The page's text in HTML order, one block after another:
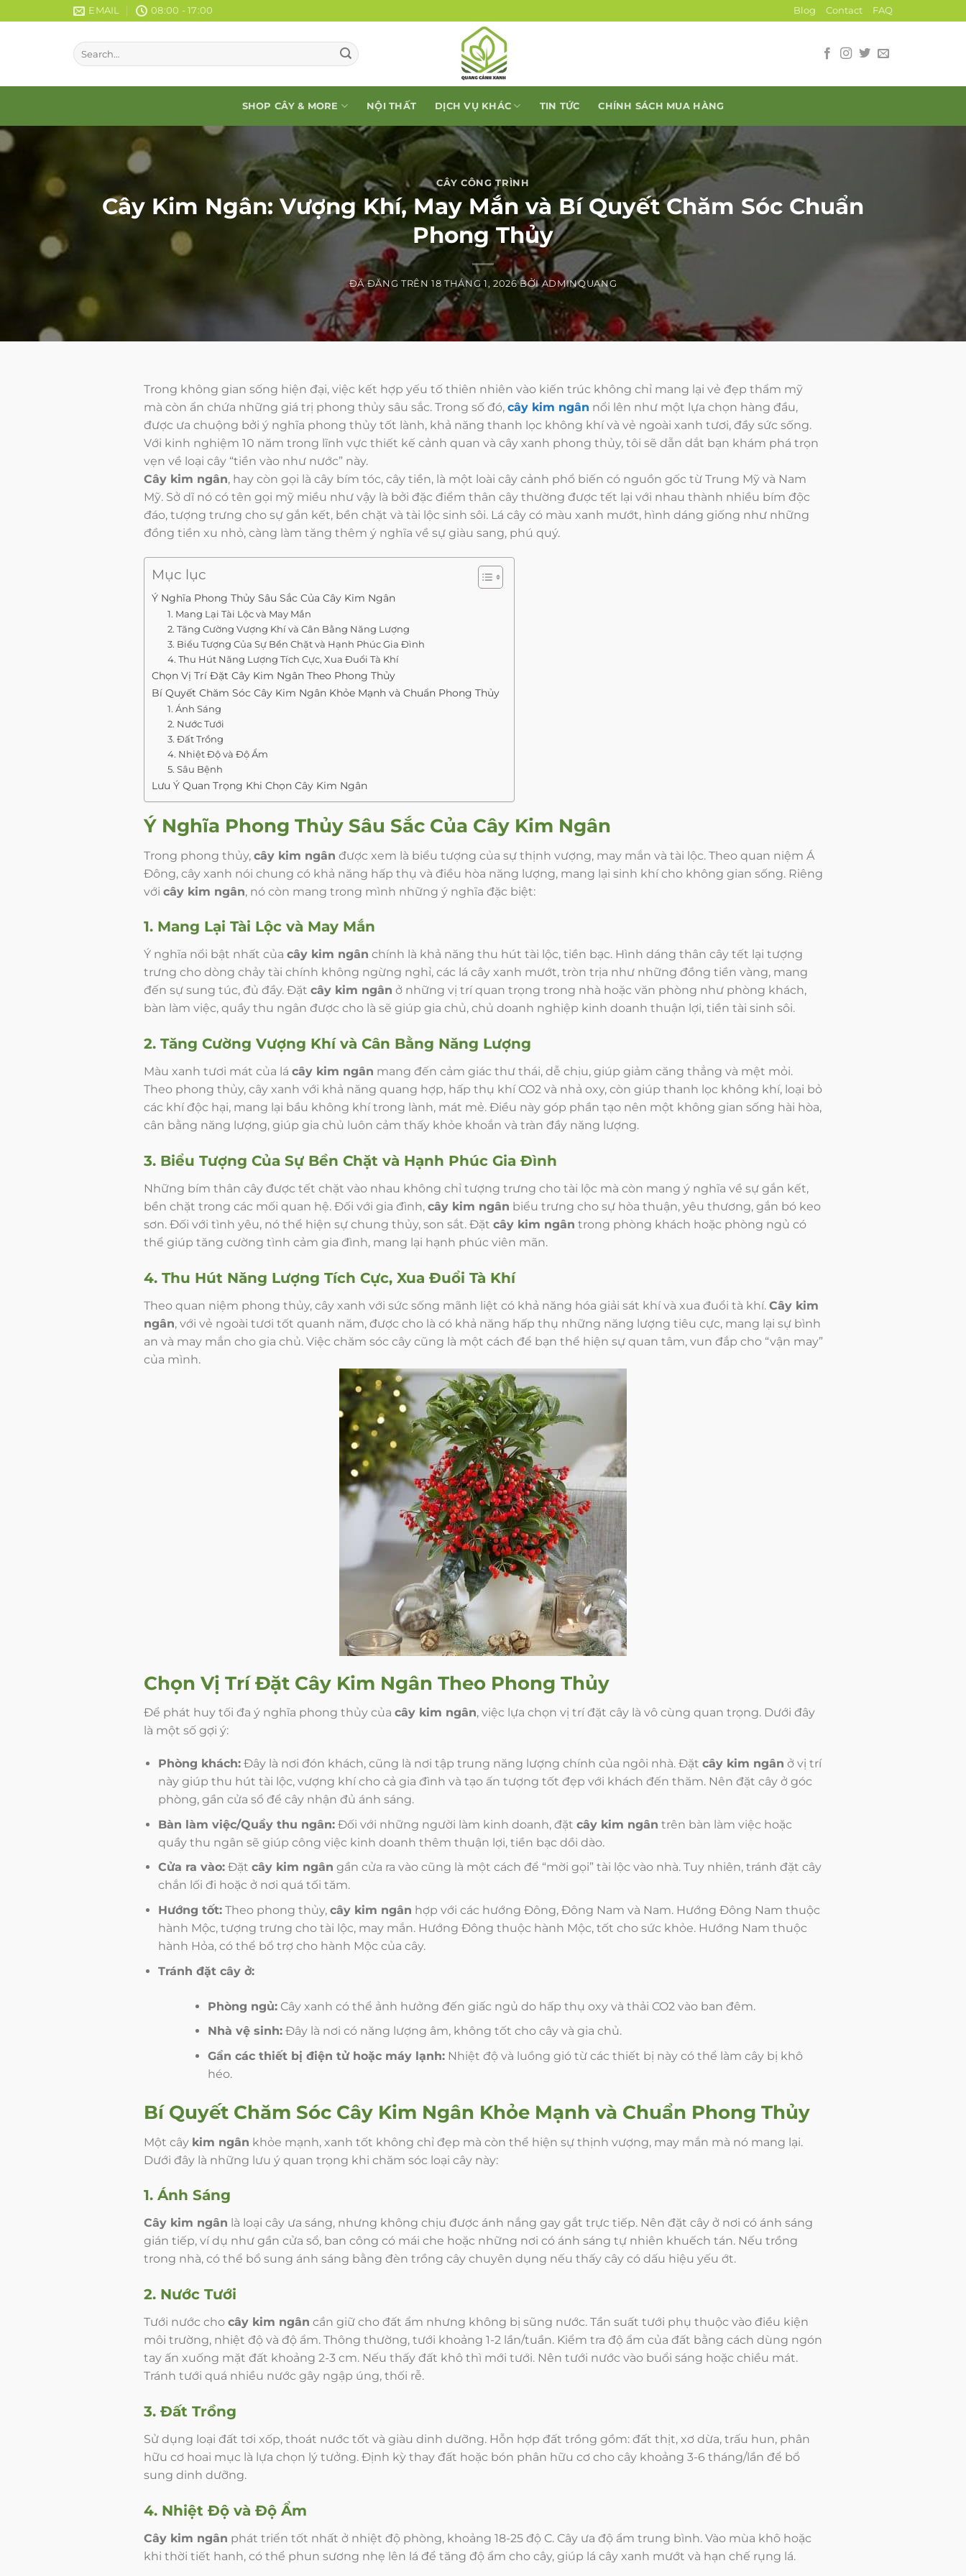
đến
EMAIL 08:00 - 17:00 Blog Contact FAQ
SHOP CÂY & MORE NỘI THẤT DỊCH VỤ KHÁC TIN TỨC CHÍNH SÁCH MUA HÀNG
CÂY CÔNG TRÌNH
Cây Kim Ngân: Vượng Khí, May Mắn và Bí Quyết Chăm Sóc Chuẩn
Phong Thủy
ĐÃ ĐĂNG TRÊN18 THÁNG 1, 2026 BỞIADMINQUANG
Trong không gian sống hiện đại, việc kết hợp yếu tố thiên nhiên vào kiến trúc không chỉ mang lại vẻ đẹp thẩm mỹ
mà còn ẩn chứa những giá trị phong thủy sâu sắc. Trong số đó, cây kim ngân nổi lên như một lựa chọn hàng đầu,
được ưa chuộng bởi ý nghĩa phong thủy tốt lành, khả năng thanh lọc không khí và vẻ ngoài xanh tươi, đầy sức sống.
Với kinh nghiệm 10 năm trong lĩnh vực thiết kế cảnh quan và cây xanh phong thủy, tôi sẽ dẫn dắt bạn khám phá trọn
vẹn về loại cây “tiền vào như nước” này.
Cây kim ngân, hay còn gọi là cây bím tóc, cây tiền, là một loài cây cảnh phổ biến có nguồn gốc từ Trung Mỹ và Nam
Mỹ. Sở dĩ nó có tên gọi mỹ miều như vậy là bởi đặc điểm thân cây thường được tết lại với nhau thành nhiều bím độc
đáo, tượng trưng cho sự gắn kết, bền chặt và tài lộc sinh sôi. Lá cây có màu xanh mướt, hình dáng giống như những
đồng tiền xu nhỏ, càng làm tăng thêm ý nghĩa về sự giàu sang, phú quý.
Mục lục
Ý Nghĩa Phong Thủy Sâu Sắc Của Cây Kim Ngân
1. Mang Lại Tài Lộc và May Mắn
2. Tăng Cường Vượng Khí và Cân Bằng Năng Lượng
3. Biểu Tượng Của Sự Bền Chặt và Hạnh Phúc Gia Đình
4. Thu Hút Năng Lượng Tích Cực, Xua Đuổi Tà Khí
Chọn Vị Trí Đặt Cây Kim Ngân Theo Phong Thủy
Bí Quyết Chăm Sóc Cây Kim Ngân Khỏe Mạnh và Chuẩn Phong Thủy
1. Ánh Sáng
2. Nước Tưới
3. Đất Trồng
4. Nhiệt Độ và Độ Ẩm
5. Sâu Bệnh
Lưu Ý Quan Trọng Khi Chọn Cây Kim Ngân
Ý Nghĩa Phong Thủy Sâu Sắc Của Cây Kim Ngân
Trong phong thủy, cây kim ngân được xem là biểu tượng của sự thịnh vượng, may mắn và tài lộc. Theo quan niệm Á
Đông, cây xanh nói chung có khả năng hấp thụ và điều hòa năng lượng, mang lại sinh khí cho không gian sống. Riêng
với cây kim ngân, nó còn mang trong mình những ý nghĩa đặc biệt:
1. Mang Lại Tài Lộc và May Mắn
Ý nghĩa nổi bật nhất của cây kim ngân chính là khả năng thu hút tài lộc, tiền bạc. Hình dáng thân cây tết lại tượng
trưng cho dòng chảy tài chính không ngừng nghỉ, các lá cây xanh mướt, tròn trịa như những đồng tiền vàng, mang
đến sự sung túc, đủ đầy. Đặt cây kim ngân ở những vị trí quan trọng trong nhà hoặc văn phòng như phòng khách,
bàn làm việc, quầy thu ngân được cho là sẽ giúp gia chủ, chủ doanh nghiệp kinh doanh thuận lợi, tiền tài sinh sôi.
2. Tăng Cường Vượng Khí và Cân Bằng Năng Lượng
Màu xanh tươi mát của lá cây kim ngân mang đến cảm giác thư thái, dễ chịu, giúp giảm căng thẳng và mệt mỏi.
Theo phong thủy, cây xanh với khả năng quang hợp, hấp thụ khí CO2 và nhả oxy, còn giúp thanh lọc không khí, loại bỏ
các khí độc hại, mang lại bầu không khí trong lành, mát mẻ. Điều này góp phần tạo nên một không gian sống hài hòa,
cân bằng năng lượng, giúp gia chủ luôn cảm thấy khỏe khoắn và tràn đầy năng lượng.
3. Biểu Tượng Của Sự Bền Chặt và Hạnh Phúc Gia Đình
Những bím thân cây được tết chặt vào nhau không chỉ tượng trưng cho tài lộc mà còn mang ý nghĩa về sự gắn kết,
bền chặt trong các mối quan hệ. Đối với gia đình, cây kim ngân biểu trưng cho sự hòa thuận, yêu thương, gắn bó keo
sơn. Đối với tình yêu, nó thể hiện sự chung thủy, son sắt. Đặt cây kim ngân trong phòng khách hoặc phòng ngủ có
thể giúp tăng cường tình cảm gia đình, mang lại hạnh phúc viên mãn.
4. Thu Hút Năng Lượng Tích Cực, Xua Đuổi Tà Khí
Theo quan niệm phong thủy, cây xanh với sức sống mãnh liệt có khả năng hóa giải sát khí và xua đuổi tà khí. Cây kim
ngân, với vẻ ngoài tươi tốt quanh năm, được cho là có khả năng hấp thụ những năng lượng tiêu cực, mang lại sự bình
an và may mắn cho gia chủ. Việc chăm sóc cây cũng là một cách để bạn thể hiện sự quan tâm, vun đắp cho “vận may”
của mình.
Chọn Vị Trí Đặt Cây Kim Ngân Theo Phong Thủy
Để phát huy tối đa ý nghĩa phong thủy của cây kim ngân, việc lựa chọn vị trí đặt cây là vô cùng quan trọng. Dưới đây
là một số gợi ý:
Phòng khách: Đây là nơi đón khách, cũng là nơi tập trung năng lượng chính của ngôi nhà. Đặtcây kim ngân ở vị trí
này giúp thu hút tài lộc, vượng khí cho cả gia đình và tạo ấn tượng tốt đẹp với khách đến thăm. Nên đặt cây ở góc
phòng, gần cửa sổ để cây nhận đủ ánh sáng.
Bàn làm việc/Quầy thu ngân: Đối với những người làm kinh doanh, đặtcây kim ngân trên bàn làm việc hoặc
quầy thu ngân sẽ giúp công việc kinh doanh thêm thuận lợi, tiền bạc dồi dào.
Cửa ra vào: Đặtcây kim ngân gần cửa ra vào cũng là một cách để “mời gọi” tài lộc vào nhà. Tuy nhiên, tránh đặt cây
chắn lối đi hoặc ở nơi quá tối tăm.
Hướng tốt: Theo phong thủy,cây kim ngân hợp với các hướng Đông, Đông Nam và Nam. Hướng Đông Nam thuộc
hành Mộc, tượng trưng cho tài lộc, may mắn. Hướng Đông thuộc hành Mộc, tốt cho sức khỏe. Hướng Nam thuộc
hành Hỏa, có thể bổ trợ cho hành Mộc của cây.
Tránh đặt cây ở:
Phòng ngủ: Cây xanh có thể ảnh hưởng đến giấc ngủ do hấp thụ oxy và thải CO2 vào ban đêm.
Nhà vệ sinh: Đây là nơi có năng lượng âm, không tốt cho cây và gia chủ.
Gần các thiết bị điện tử hoặc máy lạnh: Nhiệt độ và luồng gió từ các thiết bị này có thể làm cây bị khô
héo.
Bí Quyết Chăm Sóc Cây Kim Ngân Khỏe Mạnh và Chuẩn Phong Thủy
Một cây kim ngân khỏe mạnh, xanh tốt không chỉ đẹp mà còn thể hiện sự thịnh vượng, may mắn mà nó mang lại.
Dưới đây là những lưu ý quan trọng khi chăm sóc loại cây này:
1. Ánh Sáng
Cây kim ngân là loại cây ưa sáng, nhưng không chịu được ánh nắng gay gắt trực tiếp. Nên đặt cây ở nơi có ánh sáng
gián tiếp, ví dụ như gần cửa sổ, ban công có mái che hoặc những nơi có ánh sáng tự nhiên khuếch tán. Nếu trồng
trong nhà, có thể bổ sung ánh sáng bằng đèn trồng cây chuyên dụng nếu thấy cây có dấu hiệu yếu ớt.
2. Nước Tưới
Tưới nước cho cây kim ngân cần giữ cho đất ẩm nhưng không bị sũng nước. Tần suất tưới phụ thuộc vào điều kiện
môi trường, nhiệt độ và độ ẩm. Thông thường, tưới khoảng 1-2 lần/tuần. Kiểm tra độ ẩm của đất bằng cách dùng ngón
tay ấn xuống mặt đất khoảng 2-3 cm. Nếu thấy đất khô thì mới tưới. Nên tưới nước vào buổi sáng hoặc chiều mát.
Tránh tưới quá nhiều nước gây ngập úng, thối rễ.
3. Đất Trồng
Sử dụng loại đất tơi xốp, thoát nước tốt và giàu dinh dưỡng. Hỗn hợp đất trồng gồm: đất thịt, xơ dừa, trấu hun, phân
hữu cơ hoai mục là lựa chọn lý tưởng. Định kỳ thay đất hoặc bón phân hữu cơ cho cây khoảng 3-6 tháng/lần để bổ
sung dinh dưỡng.
4. Nhiệt Độ và Độ Ẩm
Cây kim ngân phát triển tốt nhất ở nhiệt độ phòng, khoảng 18-25 độ C. Cây ưa độ ẩm trung bình. Vào mùa khô hoặc
khi thời tiết hanh, có thể phun sương nhẹ lên lá để tăng độ ẩm cho cây, giúp lá cây xanh mướt và hạn chế rụng lá.